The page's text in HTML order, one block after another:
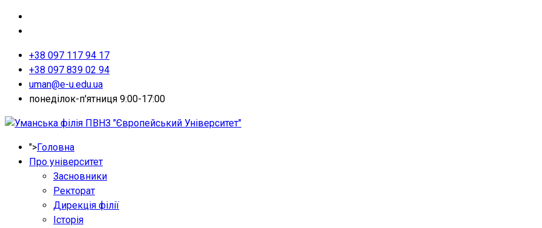
+38 097 117 94 17
+38 097 839 02 94
uman@e-u.edu.ua
понеділок-п'ятниця 9:00-17:00
">Головна
Про університет
Засновники
Ректорат
Дирекція філії
Історія